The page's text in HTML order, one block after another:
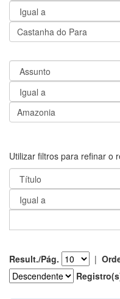
Utilizar filtros para refinar o
Result./Pág. |